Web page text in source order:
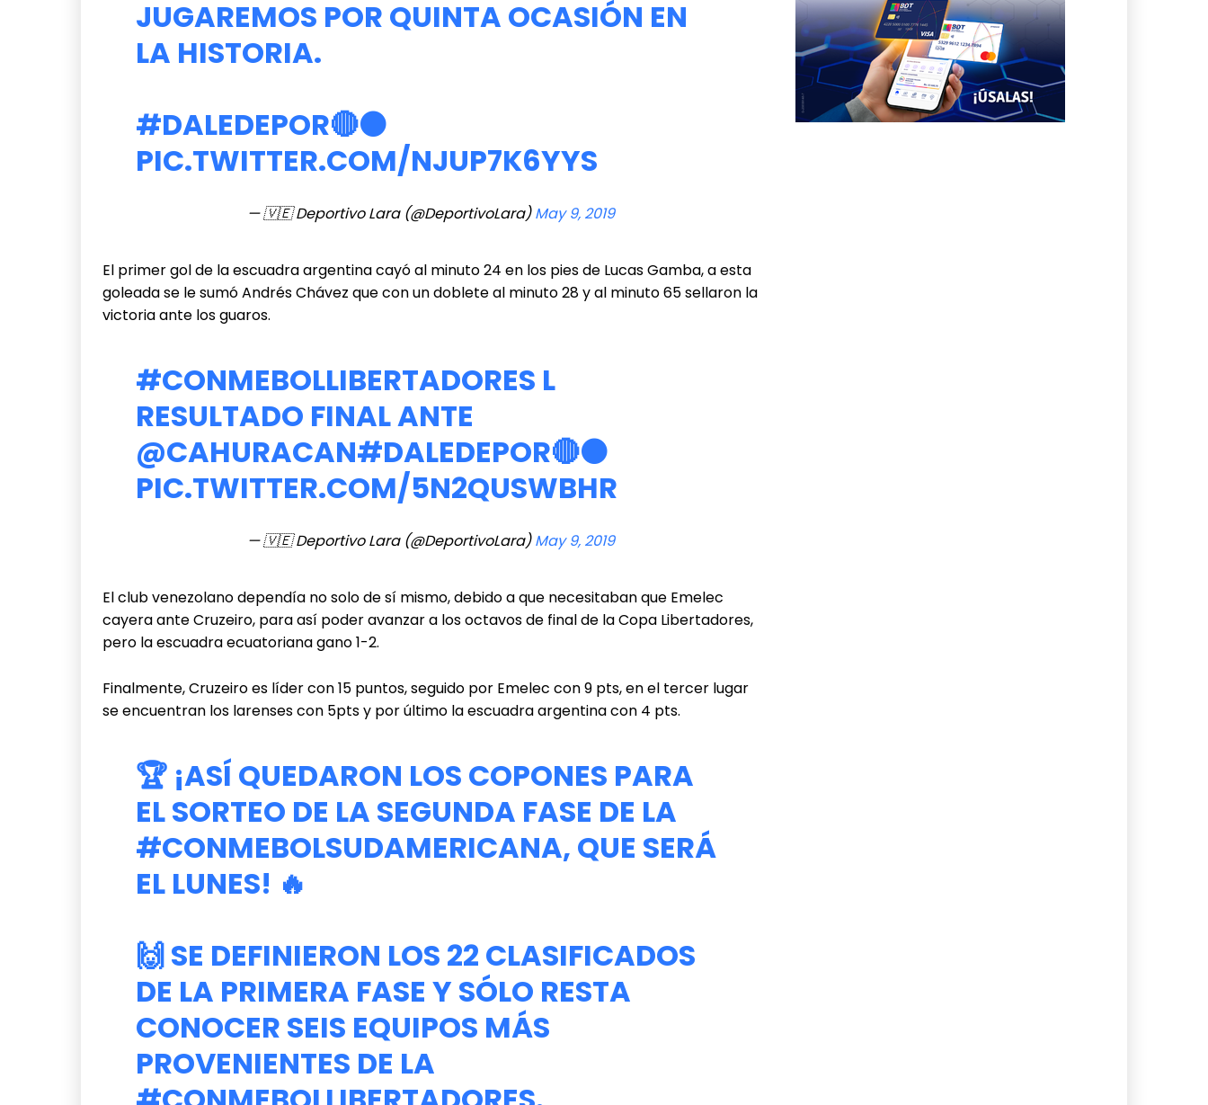
JUGAREMOS POR QUINTA OCASIÓN EN
LA HISTORIA.
#DALEDEPOR🔴⚫
PIC.TWITTER.COM/NJUP7K6YYS
— 🇻🇪 Deportivo Lara (@DeportivoLara)May 9, 2019
El primer gol de la escuadra argentina cayó al minuto 24 en los pies de Lucas Gamba, a esta
goleada se le sumó Andrés Chávez que con un doblete al minuto 28 y al minuto 65 sellaron la
victoria ante los guaros.
#CONMEBOLLIBERTADORES L
RESULTADO FINAL ANTE
@CAHURACAN#DALEDEPOR🔴⚫
PIC.TWITTER.COM/5N2QUSWBHR
— 🇻🇪 Deportivo Lara (@DeportivoLara)May 9, 2019
El club venezolano dependía no solo de sí mismo, debido a que necesitaban que Emelec
cayera ante Cruzeiro, para así poder avanzar a los octavos de final de la Copa Libertadores,
pero la escuadra ecuatoriana gano 1-2.
Finalmente, Cruzeiro es líder con 15 puntos, seguido por Emelec con 9 pts, en el tercer lugar
se encuentran los larenses con 5pts y por último la escuadra argentina con 4 pts.
🏆 ¡ASÍ QUEDARON LOS COPONES PARA
EL SORTEO DE LA SEGUNDA FASE DE LA
#CONMEBOLSUDAMERICANA, QUE SERÁ
EL LUNES! 🔥
🙌 SE DEFINIERON LOS 22 CLASIFICADOS
DE LA PRIMERA FASE Y SÓLO RESTA
CONOCER SEIS EQUIPOS MÁS
PROVENIENTES DE LA